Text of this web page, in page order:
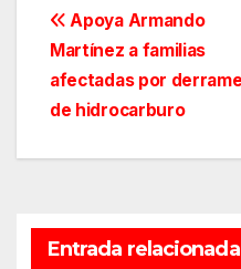
Navegación
de
entradas
Apoya Armando
Martínez a familias
afectadas por derrame
de hidrocarburo
Entrada relacionada